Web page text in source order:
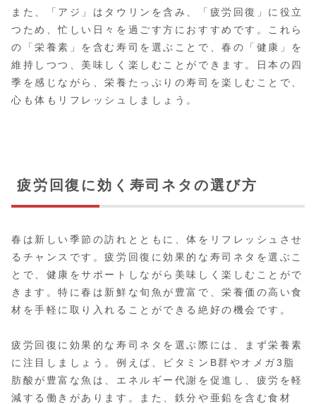
また、「アジ」はタウリンを含み、「疲労回復」に役立
つため、忙しい日々を過ごす方におすすめです。これら
の「栄養素」を含む寿司を選ぶことで、春の「健康」を
維持しつつ、美味しく楽しむことができます。日本の四
季を感じながら、栄養たっぷりの寿司を楽しむことで、
心も体もリフレッシュしましょう。
疲労回復に効く寿司ネタの選び方
春は新しい季節の訪れとともに、体をリフレッシュさせ
るチャンスです。疲労回復に効果的な寿司ネタを選ぶこ
とで、健康をサポートしながら美味しく楽しむことがで
きます。特に春は新鮮な旬魚が豊富で、栄養価の高い食
材を手軽に取り入れることができる絶好の機会です。
疲労回復に効果的な寿司ネタを選ぶ際には、まず栄養素
に注目しましょう。例えば、ビタミンB群やオメガ3脂
肪酸が豊富な魚は、エネルギー代謝を促進し、疲労を軽
減する働きがあります。また、鉄分や亜鉛を含む食材